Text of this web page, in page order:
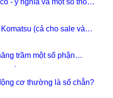
- ý nghĩa và một số thông
(cả cho sale và
trầm một số phận
cơ thường là số chẵn?